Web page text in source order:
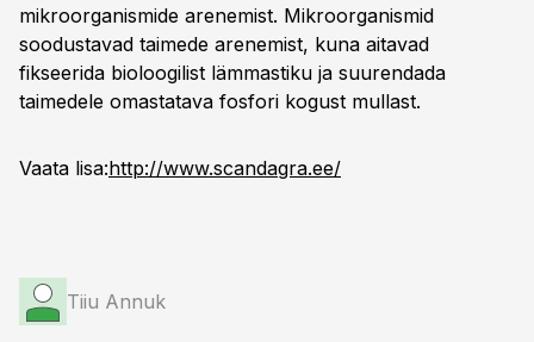
mikroorganismide arenemist. Mikroorganismid
soodustavad taimede arenemist, kuna aitavad
fikseerida bioloogilist lämmastiku ja suurendada
taimedele omastatava fosfori kogust mullast.
Vaata lisa:http://www.scandagra.ee/
Tiiu Annuk